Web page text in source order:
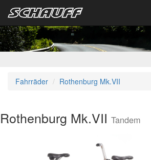
Fahrräder Rothenburg Mk.VII
Rothenburg Mk.VII Tandem